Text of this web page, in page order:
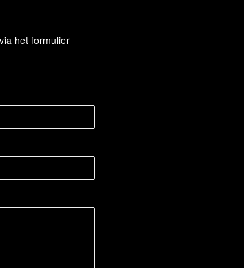
het formulier